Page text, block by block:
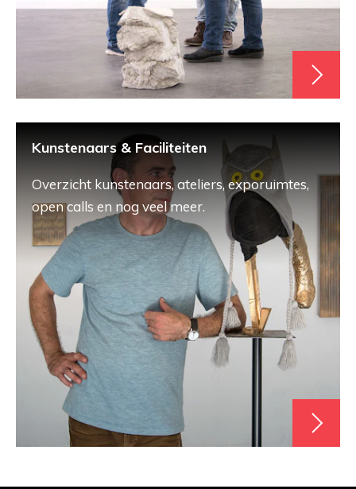
Kunstenaars & Faciliteiten
Overzicht kunstenaars, ateliers, exporuimtes,
open calls en nog veel meer.